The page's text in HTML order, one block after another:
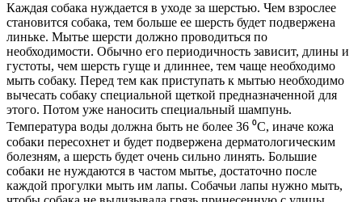
Каждая собака нуждается в уходе за шерстью. Чем взрослее
становится собака, тем больше ее шерсть будет подвержена
линьке. Мытье шерсти должно проводиться по
необходимости. Обычно его периодичность зависит, длины и
густоты, чем шерсть гуще и длиннее, тем чаще необходимо
мыть собаку. Перед тем как приступать к мытью необходимо
вычесать собаку специальной щеткой предназначенной для
этого. Потом уже наносить специальный шампунь.
Температура воды должна быть не более 36 ⁰С, иначе кожа
собаки пересохнет и будет подвержена дерматологическим
болезням, а шерсть будет очень сильно линять. Большие
собаки не нуждаются в частом мытье, достаточно после
каждой прогулки мыть им лапы. Собачьи лапы нужно мыть,